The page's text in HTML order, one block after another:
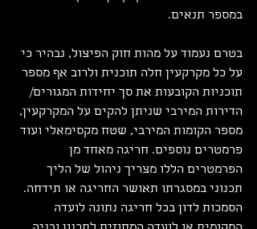
במספר תנאים.
בטרם נעמוד על מהות חוק הפיצול, נבהיר כי
על כל מקרקעין חלה תוכנית ולרוב אף מספר
תוכניות הקובעות את סך יחידות המגורים/
הדירות המירבי שניתן להקים על המקרקעין,
מספר הקומות המירבי, שטח מקסימאלי ועוד
פרמטרים נוספים. חריגה מאחד מן
הפרמטרים הללו מצריך ניהול של הליך
תכנוני במסגרתו תאושר החריגה או תידחה.
הסמכות לדון בכל חריגה נתונה לועדה